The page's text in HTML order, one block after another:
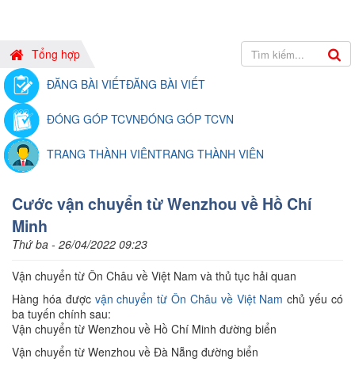
Tổng hợp
ĐĂNG BÀI VIẾTĐĂNG BÀI VIẾT
ĐÓNG GÓP TCVNĐÓNG GÓP TCVN
TRANG THÀNH VIÊNTRANG THÀNH VIÊN
Cước vận chuyển từ Wenzhou về Hồ Chí
Minh
Thứ ba - 26/04/2022 09:23
Vận chuyển từ Ôn Châu về Việt Nam và thủ tục hải quan
Hàng hóa được vận chuyển từ Ôn Châu về Việt Nam chủ yếu có
ba tuyến chính sau:
Vận chuyển từ Wenzhou về Hồ Chí Minh đường biển
Vận chuyển từ Wenzhou về Đà Nẵng đường biển